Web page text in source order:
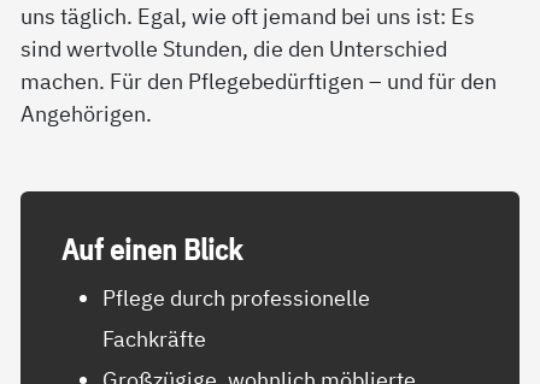
uns täglich. Egal, wie oft jemand bei uns ist: Es
sind wertvolle Stunden, die den Unterschied
machen. Für den Pflegebedürftigen – und für den
Angehörigen.
Auf ei­nen Blick
Pflege durch professionelle
Fachkräfte